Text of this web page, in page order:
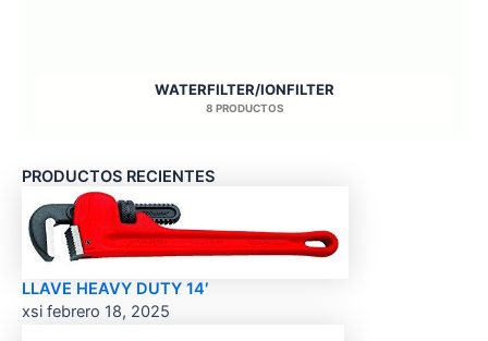
WATERFILTER/IONFILTER
8 PRODUCTOS
PRODUCTOS RECIENTES
LLAVE HEAVY DUTY 14′
xsi febrero 18, 2025